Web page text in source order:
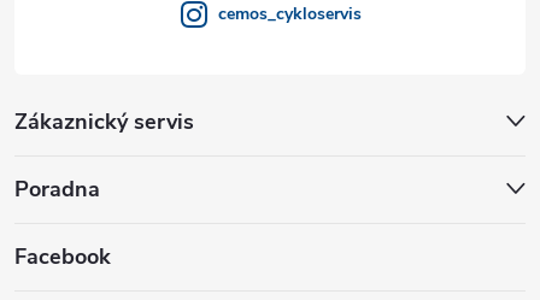
cemos_cykloservis
Zákaznický servis
Poradna
Facebook